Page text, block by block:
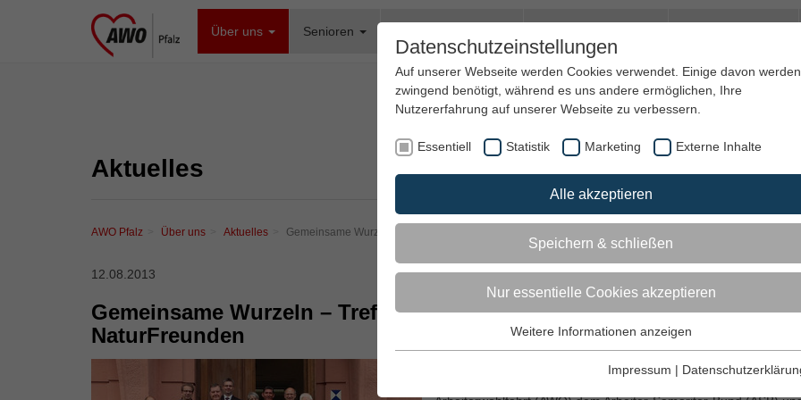
Über uns Senioren
Aktuelles
AWO Pfalz Über uns Aktuelles Gemeinsame Wurzeln – Treffen mit Verantwortlichen von ASB, AWO und NaturFreunden
12.08.2013
Gemeinsame Wurzeln – Treffen mit Verantwortlichen von ASB, AWO
NaturFreunden
Der Vorstand der SPD-Rheinland-Pfalz traf sich zum Austausch
Datenschutzeinstellungen
Auf unserer Webseite werden Cookies verwendet. Einige davon werden
zwingend benötigt, während es uns andere ermöglichen, Ihre
Nutzererfahrung auf unserer Webseite zu verbessern.
Essentiell Statistik Marketing Externe Inhalte
Alle akzeptieren
Speichern & schließen
Nur essentielle Cookies akzeptieren
Diese Tags und Cookies werden für die Grundfunktionen der
Weitere Informationen anzeigen
Impressum |